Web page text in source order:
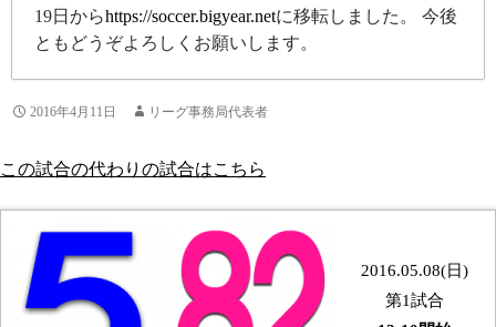
19日からhttps://soccer.bigyear.netに移転しました。 今後
ともどうぞよろしくお願いします。
2016年4月11日 リーグ事務局代表者
この試合の代わりの試合はこちら
2016.05.08(日)
第1試合